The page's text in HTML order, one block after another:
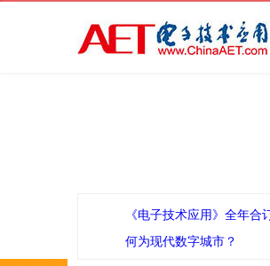
《电子技术应用》全年合
何为现代数字城市？